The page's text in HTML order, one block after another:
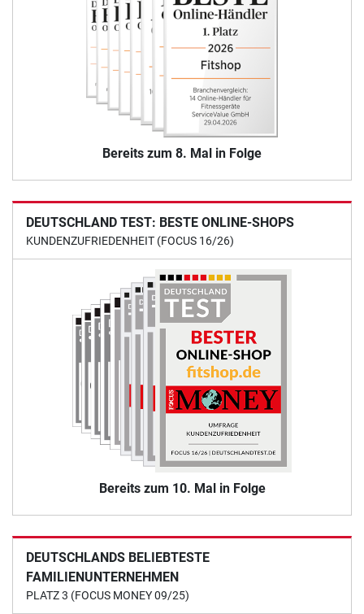
Bereits zum 8. Mal in Folge
DEUTSCHLAND TEST: BESTE ONLINE-SHOPS
KUNDENZUFRIEDENHEIT (FOCUS 16/26)
Bereits zum 10. Mal in Folge
DEUTSCHLANDS BELIEBTESTE
FAMILIENUNTERNEHMEN
PLATZ 3 (FOCUS MONEY 09/25)